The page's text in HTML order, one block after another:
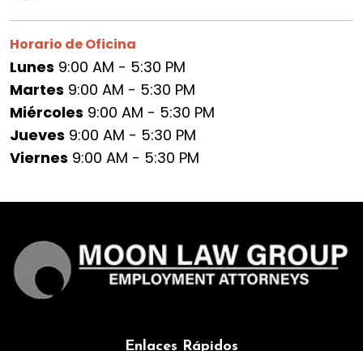
Horario de Oficina
Lunes 9:00 AM - 5:30 PM
Martes 9:00 AM - 5:30 PM
Miércoles 9:00 AM - 5:30 PM
Jueves 9:00 AM - 5:30 PM
Viernes 9:00 AM - 5:30 PM
Enlaces Rápidos